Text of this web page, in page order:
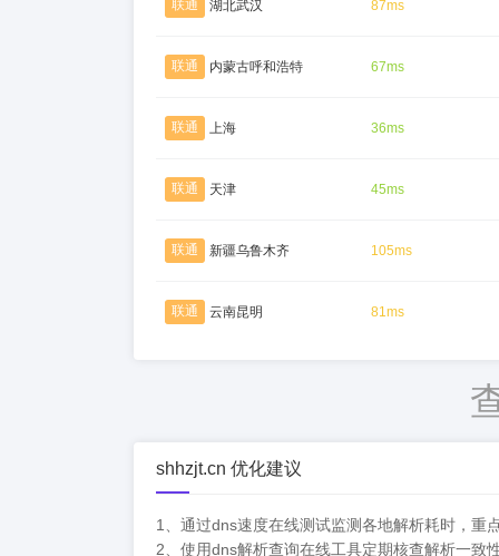
联通 湖北武汉 87ms
联通 内蒙古呼和浩特 67ms
联通 上海 36ms
联通 天津 45ms
联通 新疆乌鲁木齐 105ms
联通 云南昆明 81ms
shhzjt.cn 优化建议
1、通过dns速度在线测试监测各地解析耗时，重
2、使用dns解析查询在线工具定期核查解析一致